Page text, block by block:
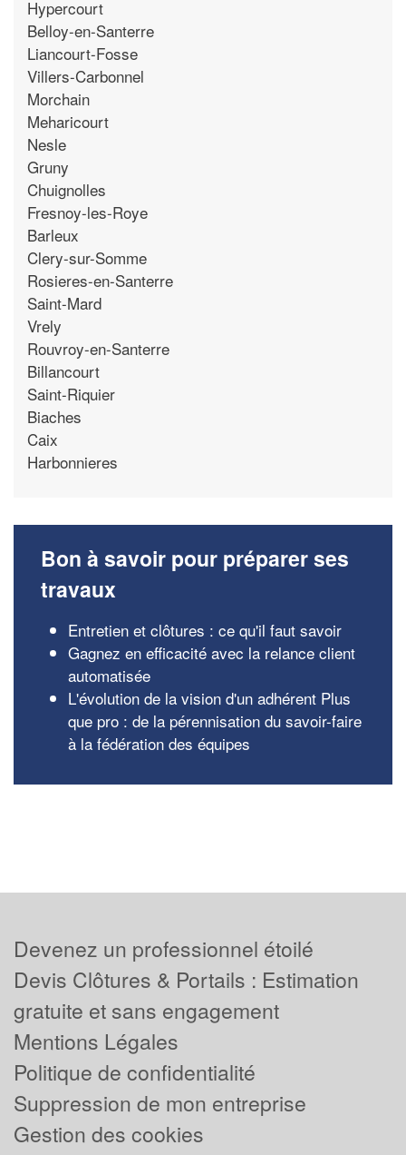
Hypercourt
Belloy-en-Santerre
Liancourt-Fosse
Villers-Carbonnel
Morchain
Meharicourt
Nesle
Gruny
Chuignolles
Fresnoy-les-Roye
Barleux
Clery-sur-Somme
Rosieres-en-Santerre
Saint-Mard
Vrely
Rouvroy-en-Santerre
Billancourt
Saint-Riquier
Biaches
Caix
Harbonnieres
Bon à savoir pour préparer ses
travaux
Entretien et clôtures : ce qu'il faut savoir
Gagnez en efficacité avec la relance client
automatisée
L'évolution de la vision d'un adhérent Plus
que pro : de la pérennisation du savoir-faire
à la fédération des équipes
Devenez un professionnel étoilé
Devis Clôtures & Portails : Estimation
gratuite et sans engagement
Mentions Légales
Politique de confidentialité
Suppression de mon entreprise
Gestion des cookies